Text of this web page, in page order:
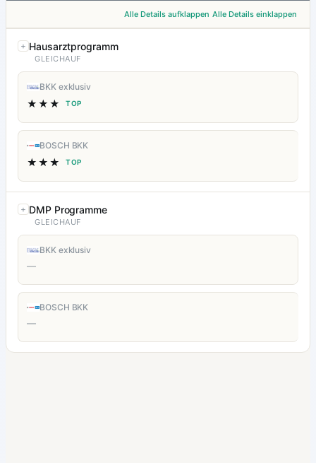
Alle Details aufklappen Alle Details einklappen
Hausarztprogramm
GLEICHAUF
BKK exklusiv
★★★ TOP
BOSCH BKK
★★★ TOP
DMP Programme
GLEICHAUF
BKK exklusiv
—
BOSCH BKK
—